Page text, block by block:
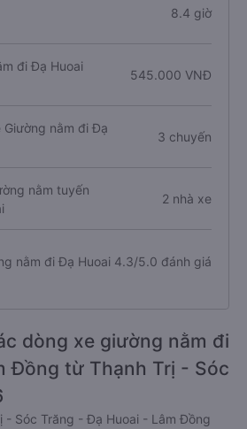
8.4 giờ
đi Đạ Huoai
545.000 VNĐ
nằm đi Đạ
3 chuyến
nằm tuyến
2 nhà xe
nằm đi Đạ Huoai 4.3/5.0 đánh giá
dòng xe giường nằm đi
Đồng từ Thạnh Trị - Sóc
- Sóc Trăng - Đạ Huoai - Lâm Đồng